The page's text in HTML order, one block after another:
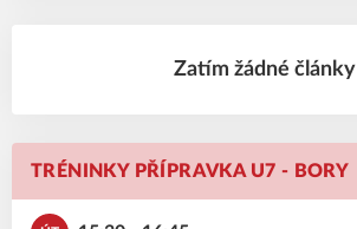
Zatím žádné články
TRÉNINKY PŘÍPRAVKA U7 - BORY